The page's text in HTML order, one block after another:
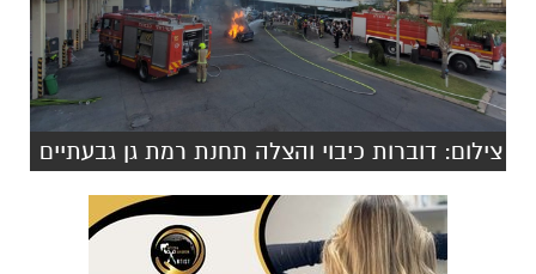
צילום: דוברות כיבוי והצלה תחנת רמת גן גבעתיים